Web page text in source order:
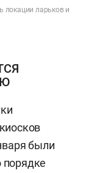
локации ларьков и
были
порядке